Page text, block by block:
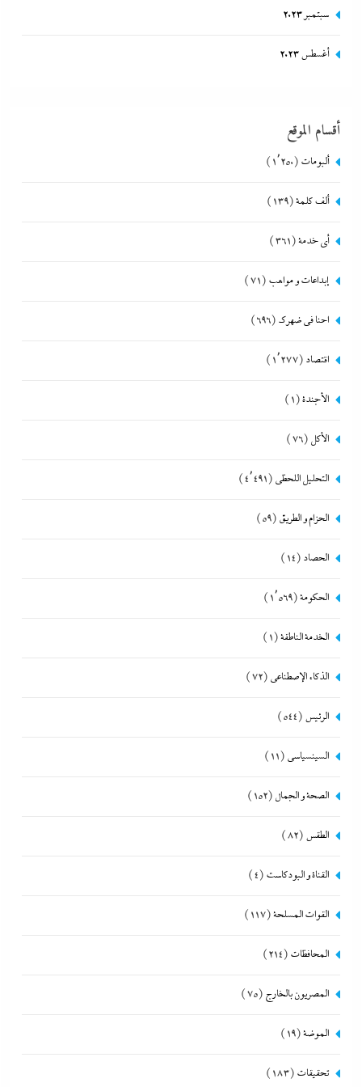
سبتمبر 2023
أغسطس 2023
أقسام الموقع
ألبومات (1٬250)
ألف كلمة(139)
أي خدمة(361)
إبداعات و مواهب (71)
احنا في ضهرك (696)
اقتصاد (1٬277)
الأجندة(1)
الأكل (76)
التحليل اللحظي (4٬491)
الحزام و الطريق (59)
الحصاد (14)
الحكومة(1٬569)
الخدمة الناطقة(1)
الذكاء الإصطناعي (72)
الرئيس (544)
السينسياسي (11)
الصحة و الجمال (152)
الطقس (82)
القناة و البودكاست (4)
القوات المسلحة(117)
المحافظات (214)
المصريون بالخارج (75)
الموضة(19)
تحقيقات (183)